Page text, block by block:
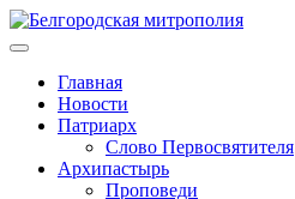
Главная
Новости
Патриарх
Слово Первосвятителя
Архипастырь
Проповеди